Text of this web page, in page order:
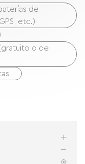
de
etc.)
o de